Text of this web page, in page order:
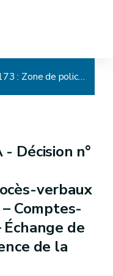
CADA - Décision n° 173 : Zone de police pluricommunale – Procès-verbaux de conseils de police – Comptes-rendus de réunions – Échange de courriers – Incompétence de la CADA
- Décision n°
verbaux
Comptes-
de
de la